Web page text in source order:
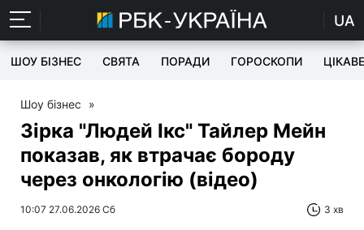
UA
ШОУ БІЗНЕС СВЯТА ПОРАДИ ГОРОСКОПИ ЦІКАВЕ
Шоу бізнес »
Зірка "Людей Ікс" Тайлер Мейн
показав, як втрачає бороду
через онкологію (відео)
10:07 27.06.2026 Сб 3 хв